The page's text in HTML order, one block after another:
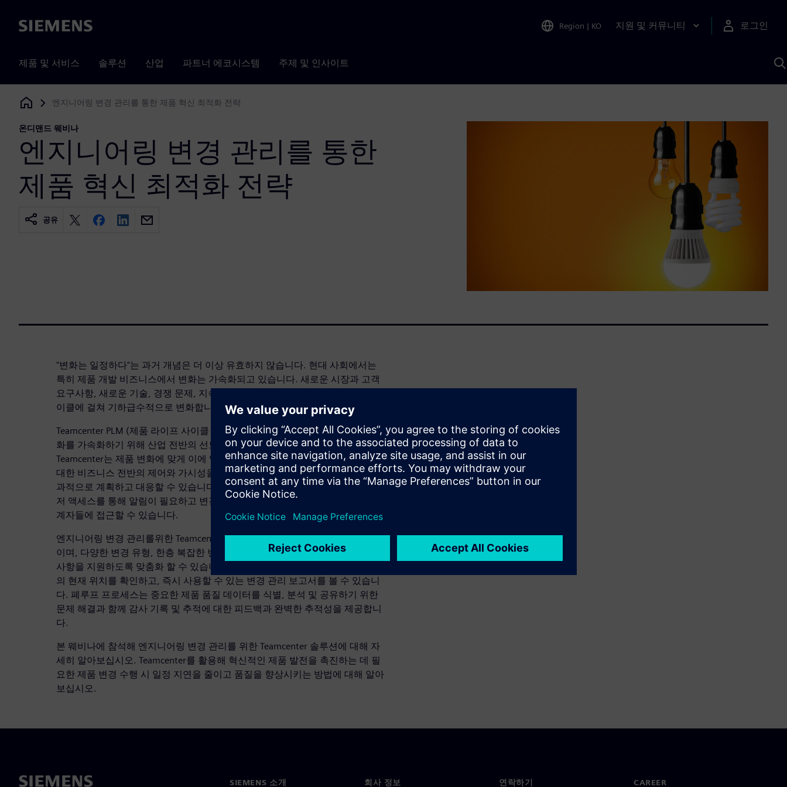
Siemens Region | KO 지원 및 커뮤니티 로그인
제품 및 서비스 솔루션 산업 파트너 에코시스템 주제 및 인사이트
Siemens Digital Industries Software
엔지니어링 변경 관리를 통한 제품 혁신 최적화 전략
온디맨드 웨비나
엔지니어링 변경 관리를 통한
제품 혁신 최적화 전략
공유
"변화는 일정하다"는 과거 개념은 더 이상 유효하지 않습니다. 현대 사회에서는
특히 제품 개발 비즈니스에서 변화는 가속화되고 있습니다. 새로운 시장과 고객
요구사항, 새로운 기술, 경쟁 문제, 지속적으로 증가하는 규제는 제품 라이프사
이클에 걸쳐 기하급수적으로 변화합니다.
Teamcenter PLM (제품 라이프 사이클 관리) 소프트웨어는 혁신적인 신제품의 진
화를 가속화하기 위해 산업 전반의 선도업체들이 선택한 제품입니다.
Teamcenter는 제품 변화에 맞게 이에 영향을 받는 정보, 관계자 및 프로세스에
대한 비즈니스 전반의 제어와 가시성을 제공하므로 빠르게 진행되는 변화에 효
과적으로 계획하고 대응할 수 있습니다. Teamcenter는 쉽고 직관적인 웹 브라우
저 액세스를 통해 알림이 필요하고 변경 프로세스에 참여해야 하는 모든 제품 관
계자들에 접근할 수 있습니다.
엔지니어링 변경 관리를위한 Teamcenter 솔루션은 4등급 품질의 CM2 규격 제품
이며, 다양한 변경 유형, 한층 복잡한 변경 워크플로와 조직 내 다양한 팀의 요구
사항을 지원하도록 맞춤화 할 수 있습니다. 상태와 성능을 모니터링 해 프로세스
의 현재 위치를 확인하고, 즉시 사용할 수 있는 변경 관리 보고서를 볼 수 있습니
다. 폐루프 프로세스는 중요한 제품 품질 데이터를 식별, 분석 및 공유하기 위한
문제 해결과 함께 감사 기록 및 추적에 대한 피드백과 완벽한 추적성을 제공합니
다.
본 웨비나에 참석해 엔지니어링 변경 관리를 위한 Teamcenter 솔루션에 대해 자
세히 알아보십시오. Teamcenter를 활용해 혁신적인 제품 발전을 촉진하는 데 필
요한 제품 변경 수행 시 일정 지연을 줄이고 품질을 향상시키는 방법에 대해 알아
보십시오.
SIEMENS 소개 회사 정보 연락하기 CAREER